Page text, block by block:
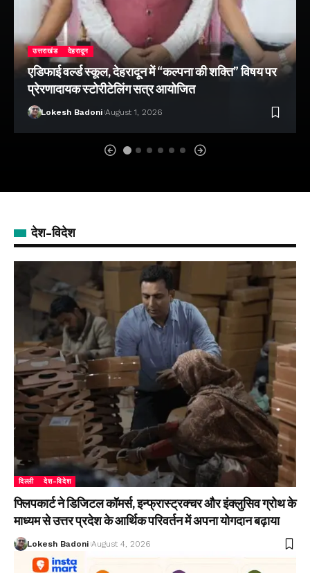
उत्तराखंड देहरादून
एडिफाई वर्ल्ड स्कूल, देहरादून में “कल्पना की शक्ति” विषय पर
प्रेरणादायक स्टोरीटेलिंग सत्र आयोजित
Lokesh Badoni August 1, 2026
देश-विदेश
दिल्ली देश-विदेश
फ्लिपकार्ट ने डिजिटल कॉमर्स, इन्फ्रास्ट्रक्चर और इंक्लुसिव ग्रोथ के
माध्यम से उत्तर प्रदेश के आर्थिक परिवर्तन में अपना योगदान बढ़ाया
Lokesh Badoni August 4, 2026